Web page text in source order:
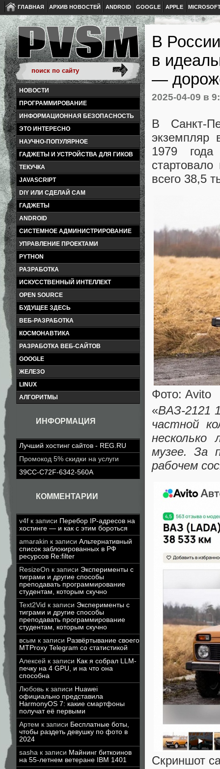
ГЛАВНАЯ АРХИВ НОВОСТЕЙ ANDROID GOOGLE APPLE
НОВОСТИ
ПРОГРАММИРОВАНИЕ
ИНФОРМАЦИОННАЯ БЕЗОПАСНОСТЬ
ЭТО ИНТЕРЕСНО
НАУЧНО-ПОПУЛЯРНОЕ
ГАДЖЕТЫ И УСТРОЙСТВА ДЛЯ ГИКОВ
ТЕКУЧКА
JAVASCRIPT
DIY ИЛИ СДЕЛАЙ САМ
ГАДЖЕТЫ
ANDROID
СИСТЕМНОЕ АДМИНИСТРИРОВАНИЕ
УПРАВЛЕНИЕ ПРОЕКТАМИ
PYTHON
РАЗРАБОТКА
ИСКУССТВЕННЫЙ ИНТЕЛЛЕКТ
OPEN SOURCE
БУДУЩЕЕ ЗДЕСЬ
ВЕБ-РАЗРАБОТКА
КОСМОНАВТИКА
РАЗРАБОТКА ВЕБ-САЙТОВ
GOOGLE
ЖЕЛЕЗО
LINUX
АЛГОРИТМЫ
ИНФОРМАЦИЯ
Лучший хостинг сайтов - REG.RU
Промокод 5% скидки на услуги
39CC-C72F-6342-560A
КОММЕНТАРИИ
v4f к записи Перебор IP-адресов на
хостинге — и как с этим бороться
amarakin к записи Альтернативный
список заблокированных в РФ
ресурсов Re:filter
ResizeOn к записи Эксперименты с
тиграми и другие способы
преподавать программирование
студентам, которым скучно
Text2Vid к записи Эксперименты с
тиграми и другие способы
преподавать программирование
студентам, которым скучно
всым к записи Развёртывание своего
MTProxy Telegram со статистикой
Алексей к записи Как я собрал LLM-
печку на 4 GPU, и на что она
способна
Любовь к записи Huawei
официально представила
HarmonyOS 7: какие смартфоны
получат её первыми
Артем к записи Бесплатные боты,
чтобы раздеть девушку по фото в
2024
sasha к записи Майнинг биткоинов
на 55-летнем ветеране IBM 1401
В
в
—
2025-04-09 в
В Санкт-
экземпляр
1979
всего 38,5
Фото: Avito
«BAЗ-2121
частной
музее. За
paбoчем
Скриншот